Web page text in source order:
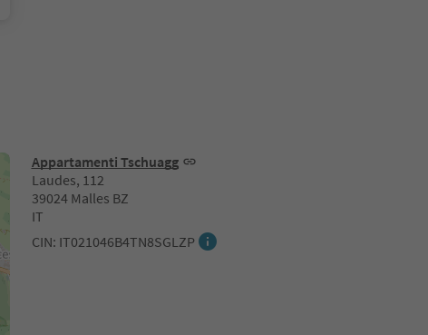
Appartamenti Tschuagg
Laudes, 112
39024 Malles BZ
IT
CIN: IT021046B4TN8SGLZP